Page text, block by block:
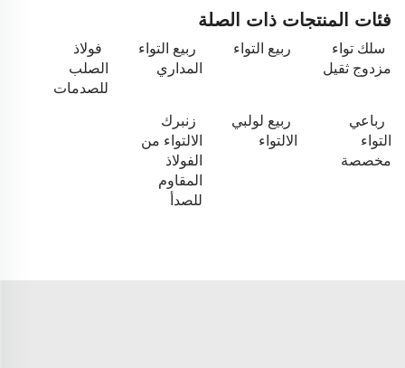
فئات المنتجات ذات الصلة
سلك تواء
مزدوج ثقيل
ربيع التواء
ربيع التواء
المداري
فولاذ
الصلب
للصدمات
رباعي
التواء
مخصصة
ربيع لولبي
الالتواء
زنبرك
الالتواء من
الفولاذ
المقاوم
للصدأ